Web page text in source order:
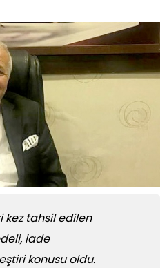
kez tahsil edilen
iade
konusu oldu.